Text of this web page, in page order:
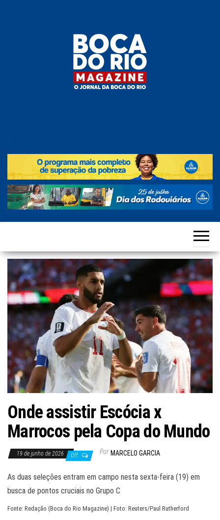
Magazine
do Rio
e
região!
.
Onde assistir Escócia x
Marrocos pela Copa do Mundo
19 de junho de 2026 Off Por MARCELO GARCIA
As duas seleções entram em campo nesta sexta-feira (19) em
busca de pontos cruciais no Grupo C
Fonte: Redação (Boca do Rio Magazine) | Foto: Reuters/Paul Rutherford